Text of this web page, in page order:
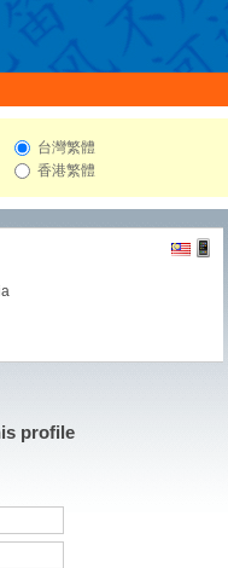
台灣繁體
香港繁體
profile